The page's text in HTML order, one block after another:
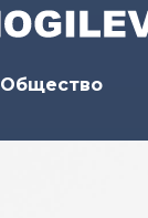
Общество